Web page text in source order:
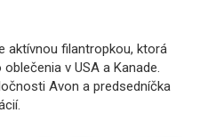
aktívnou filantropkou, ktorá
v USA a Kanade.
Avon a predsedníčka